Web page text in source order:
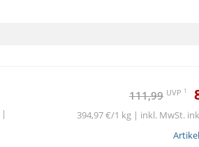
|
111,99 UVP 1
394,97 €/1 kg | inkl. MwSt.